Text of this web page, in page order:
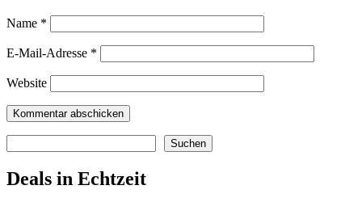
Name *
E-Mail-Adresse *
Website
Suchen
Deals in Echtzeit